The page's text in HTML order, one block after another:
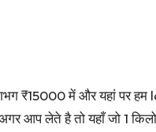
₹15000 में और यहां पर
आप लेते है तो यहाँ जो 1